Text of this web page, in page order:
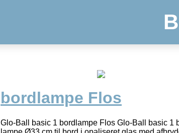
bordlampe Flos
Glo-Ball basic 1 bordlampe Flos Glo-Ball basic 1